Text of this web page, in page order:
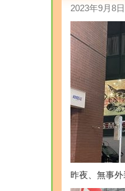
2023年9月8
昨夜、無事外